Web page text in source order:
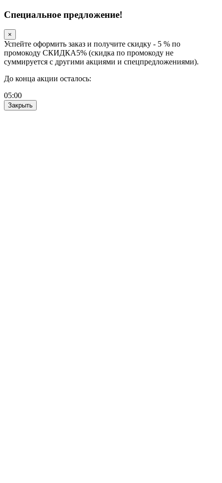
Специальное предложение!
×
Успейте оформить заказ и получите скидку - 5 % по
промокоду СКИДКА5% (скидка по промокоду не
суммируется с другими акциями и спецпредложениями).
До конца акции осталось:
05:00
Закрыть